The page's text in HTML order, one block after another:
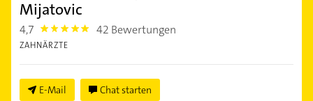
Mijatovic
4,7 4.7000003 42 Bewertungen
ZAHNÄRZTE
E-Mail Chat starten